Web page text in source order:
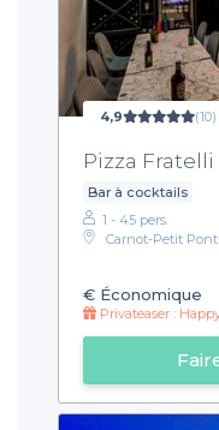
4,9 (10)
Pizza Fratelli
Bar à cocktails
1 - 45 pers.
Carnot-Petit
€ Économique
Privateaser :